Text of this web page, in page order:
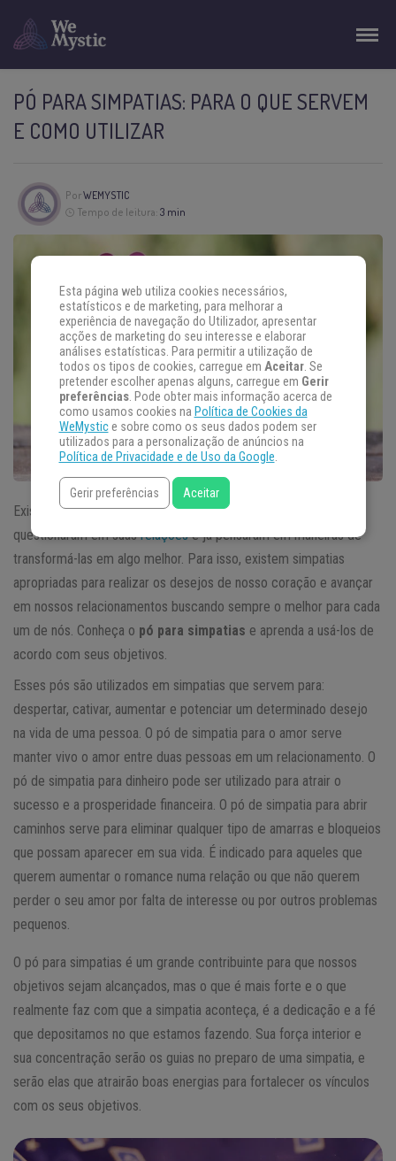
PÓ PARA SIMPATIAS: PARA O QUE SERVEM
E COMO UTILIZAR
PorWEMYSTIC
Tempo de leitura: 3 min
Existem diversas simpatias para muitas finalidades. Muitos já se
questionaram em suasrelaçõese já pensaram em maneiras de
transformá-las em algo melhor. Para isso, existem simpatias
apropriadas para realizar os desejos de nosso coração e avançar
em nossos relacionamentos buscando sempre o melhor para cada
um de nós. Conheça o pó para simpatias e aprenda a usá-los de
acordo com seus objetivos.
Esses pós são utilizados em simpatias que servem para:
despertar, cativar, aumentar e potenciar um determinado desejo
na vida de uma pessoa. O pó de simpatia para o amor serve
manter vivo o amor entre duas pessoas em um relacionamento. O
pó de simpatia para dinheiro pode ser utilizado para atrair o
sucesso e a prosperidade financeira. O pó de simpatia para abrir
caminhos serve para eliminar qualquer tipo de amarras e bloqueios
que possam aparecer em sua vida. É indicado para aqueles que
querem aumentar o romance numa relação ou que não querem
perder o seu amor por falta de interesse ou por outros problemas
pequenos.
O pó para simpatias é um grande contribuinte para que nossos
objetivos sejam alcançados, mas o que é mais forte e o que
realmente faz com que a simpatia aconteça, é a dedicação e a fé
que depositamos no que estamos fazendo. Sua força interior e
sua concentração serão os guias no preparo de uma simpatia, e
serão elas que atrairão boas energias para fortalecer os vínculos
com os seus objetivos.
Esta página web utiliza cookies necessários,
estatísticos e de marketing, para melhorar a
experiência de navegação do Utilizador, apresentar
acções de marketing do seu interesse e elaborar
análises estatísticas. Para permitir a utilização de
todos os tipos de cookies, carregue em Aceitar. Se
pretender escolher apenas alguns, carregue em Gerir
preferências. Pode obter mais informação acerca de
como usamos cookies na Política de Cookies da
WeMystice sobre como os seus dados podem ser
utilizados para a personalização de anúncios na
Política de Privacidade e de Uso da Google.
Gerir preferências Aceitar